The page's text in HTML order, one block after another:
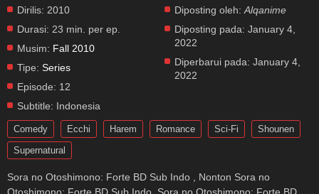
Dirilis: 2010
Durasi: 23 min. per ep.
Musim: Fall 2010
Tipe: Series
Episode: 12
Subtitle: Indonesia
Diposting oleh: Alqanime
Diposting pada: January 4,
2022
Diperbarui pada: January 4,
2022
Comedy Ecchi Harem Romance Sci-Fi
Shounen
Supernatural
Sora no Otoshimono: Forte BD Sub Indo , Nonton Sora no